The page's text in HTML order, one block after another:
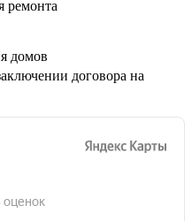
ремонта
домов
договора на